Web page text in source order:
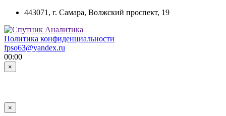
443071, г. Самара, Волжский проспект, 19
Политика конфиденциальности
fpso63@yandex.ru
00:00
×
×